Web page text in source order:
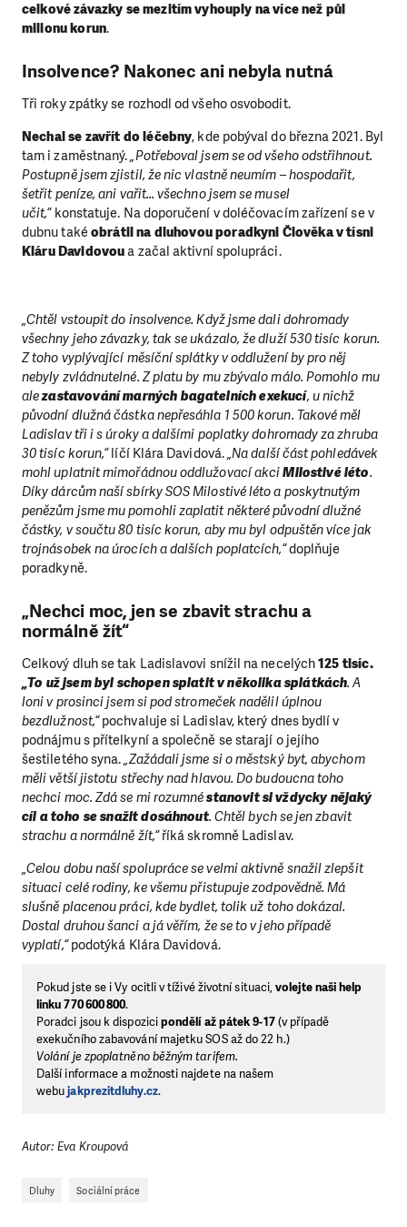
celkové závazky se mezitím vyhouply na více než půl
milionu korun.
Insolvence? Nakonec ani nebyla nutná
Tři roky zpátky se rozhodl od všeho osvobodit.
Nechal se zavřít do léčebny, kde pobýval do března 2021. Byl
tam i zaměstnaný.„Potřeboval jsem se od všeho odstřihnout.
Postupně jsem zjistil, že nic vlastně neumím – hospodařit,
šetřit peníze, ani vařit… všechno jsem se musel
učit,“konstatuje. Na doporučení v doléčovacím zařízení se v
dubnu také obrátil na dluhovou poradkyni Člověka v tísni
Kláru Davidovoua začal aktivní spolupráci.
„Chtěl vstoupit do insolvence. Když jsme dali dohromady
všechny jeho závazky, tak se ukázalo, že dluží 530 tisíc korun.
Z toho vyplývající měsíční splátky v oddlužení by pro něj
nebyly zvládnutelné. Z platu by mu zbývalo málo. Pomohlo mu
alezastavování marných bagatelních exekucí, u nichž
původní dlužná částka nepřesáhla 1 500 korun. Takové měl
Ladislav tři i s úroky a dalšími poplatky dohromady za zhruba
30 tisíc korun,“líčí Klára Davidová.„Na další část pohledávek
mohl uplatnit mimořádnou oddlužovací akciMilostivé léto.
Díky dárcům naší sbírky SOS Milostivé léto a poskytnutým
penězům jsme mu pomohli zaplatit některé původní dlužné
částky, v součtu 80 tisíc korun, aby mu byl odpuštěn více jak
trojnásobek na úrocích a dalších poplatcích,“doplňuje
poradkyně.
„Nechci moc, jen se zbavit strachu a
normálně žít“
Celkový dluh se tak Ladislavovi snížil na necelých125 tisíc.
„To už jsem byl schopen splatit v několika splátkách. A
loni v prosinci jsem si pod stromeček nadělil úplnou
bezdlužnost,“pochvaluje si Ladislav, který dnes bydlí v
podnájmu s přítelkyní a společně se starají o jejího
šestiletého syna.„Zažádali jsme si o městský byt, abychom
měli větší jistotu střechy nad hlavou. Do budoucna toho
nechci moc. Zdá se mi rozumnéstanovit si vždycky nějaký
cíl a toho se snažit dosáhnout. Chtěl bych se jen zbavit
strachu a normálně žít,“říká skromně Ladislav.
„Celou dobu naší spolupráce se velmi aktivně snažil zlepšit
situaci celé rodiny, ke všemu přistupuje zodpovědně. Má
slušně placenou práci, kde bydlet, tolik už toho dokázal.
Dostal druhou šanci a já věřím, že se to v jeho případě
vyplatí,“podotýká Klára Davidová.
Pokud jste se i Vy ocitli v tíživé životní situaci,volejte naši help
linku 770 600 800.
Poradci jsou k dispozicipondělí až pátek 9-17(v případě
exekučního zabavování majetku SOS až do 22 h.)
Volání je zpoplatněno běžným tarifem.
Další informace a možnosti najdete na našem
webujakprezitdluhy.cz.
Autor: Eva Kroupová
Dluhy Sociální práce